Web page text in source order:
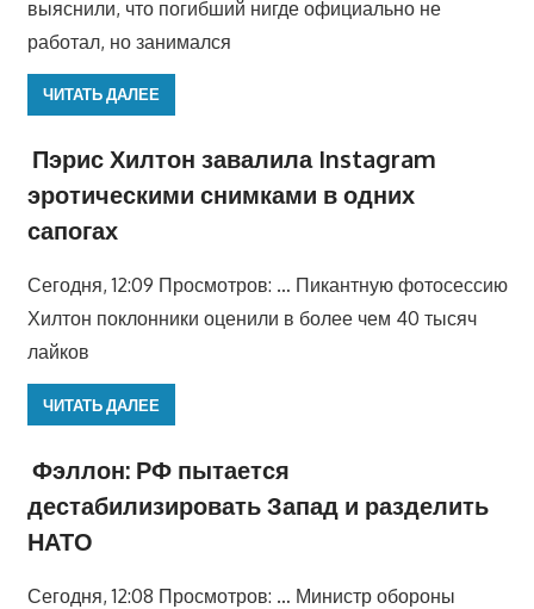
выяснили, что погибший нигде официально не
работал, но занимался
ЧИТАТЬ ДАЛЕЕ
Пэрис Хилтон завалила Instagram
эротическими снимками в одних
сапогах
Сегодня, 12:09 Просмотров: … Пикантную фотосессию
Хилтон поклонники оценили в более чем 40 тысяч
лайков
ЧИТАТЬ ДАЛЕЕ
Фэллон: РФ пытается
дестабилизировать Запад и разделить
НАТО
Сегодня, 12:08 Просмотров: … Министр обороны